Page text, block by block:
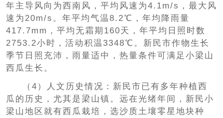
年主导风向为西南风，平均风速为4.1m/s，最大风
速为20m/s。年平均气温8.2℃，年均降雨量
417.7mm，平均无霜期160天，年平均日照时数
2753.2小时，活动积温3348℃。新民市作物生长
季节日照充沛，雨量适中，热量条件可满足小梁山
西瓜生长。
（4）人文历史情况：新民市已有多年种植西
瓜的历史，尤其是梁山镇。远在光绪年间，新民小
梁山地区就有西瓜栽培，选沙质土壤零星地块种